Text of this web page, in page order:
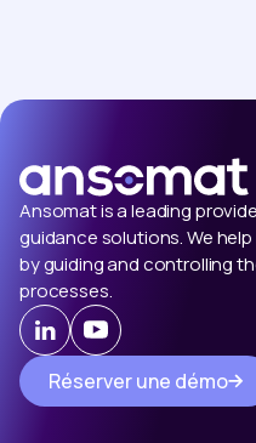
Ansomat is a leading
guidance solutions. We
by guiding and controlling
processes.
Réserver une démo